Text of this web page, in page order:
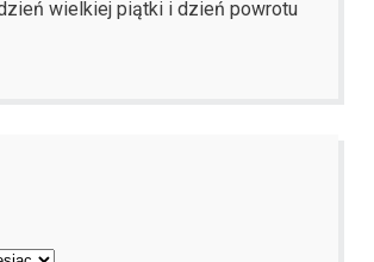
wielkiej piątki i dzień powrotu